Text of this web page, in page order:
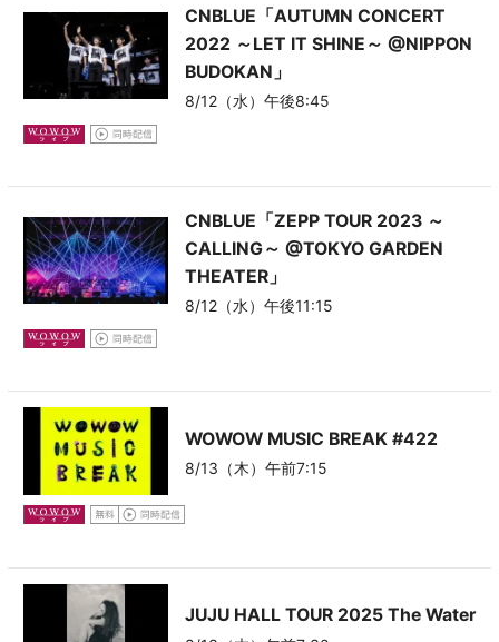
CNBLUE「AUTUMN CONCERT
2022 ～LET IT SHINE～ @NIPPON
BUDOKAN」
8/12（水）午後8:45
CNBLUE「ZEPP TOUR 2023 ～
CALLING～ @TOKYO GARDEN
THEATER」
8/12（水）午後11:15
WOWOW MUSIC BREAK #422
8/13（木）午前7:15
JUJU HALL TOUR 2025 The Water